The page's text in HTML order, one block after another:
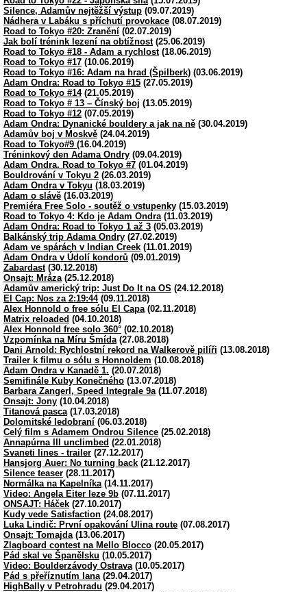
Silence, Adamův nejtěžší výstup (09.07.2019)
Nádhera v Labáku s příchutí provokace (08.07.2019)
Road to Tokyo #20: Zranění (02.07.2019)
Jak bolí trénink lezení na obtížnost(25.06.2019)
Road to Tokyo #18 - Adam a rychlost(18.06.2019)
Road to Tokyo #17 (10.06.2019)
Road to Tokyo #16: Adam na hrad (Špilberk) (03.06.2019)
Adam Ondra: Road to Tokyo #15 (27.05.2019)
Road to Tokyo #14(21.05.2019)
Road to Tokyo # 13 – Čínský boj (13.05.2019)
Road to Tokyo #12 (07.05.2019)
Adam Ondra: Dynanické bouldery a jak na ně (30.04.2019)
Adamův boj v Moskvě (24.04.2019)
Road to Tokyo#9 (16.04.2019)
Tréninkový den Adama Ondry (09.04.2019)
Adam Ondra. Road to Tokyo #7 (01.04.2019)
Bouldrování v Tokyu 2 (26.03.2019)
Adam Ondra v Tokyu (18.03.2019)
Adam o slávě (16.03.2019)
Premiéra Free Solo - soutěž o vstupenky (15.03.2019)
Road to Tokyo 4: Kdo je Adam Ondra(11.03.2019)
Adam Ondra: Road to Tokyo 1 až 3 (05.03.2019)
Balkánský trip Adama Ondry (27.02.2019)
Adam ve spárách v Indian Creek (11.01.2019)
Adam Ondra v Údolí kondorů (09.01.2019)
Zabardast(30.12.2018)
Onsajt: Mráza(25.12.2018)
Adamův americký trip: Just Do It na OS (24.12.2018)
El Cap: Nos za 2:19:44(09.11.2018)
Alex Honnold o free sólu El Capa(02.11.2018)
Matrix reloaded (04.10.2018)
Alex Honnold free solo 360° (02.10.2018)
Vzpomínka na Míru Šmída(27.08.2018)
Dani Arnold: Rychlostní rekord na Walkerově pilíři (13.08.2018)
Trailer k filmu o sólu s Honnoldem (10.08.2018)
Adam Ondra v Kanadě 1. (20.07.2018)
Semifinále Kuby Konečného (13.07.2018)
Barbara Zangerl, Speed Integrale 9a(11.07.2018)
Onsajt: Jony (10.04.2018)
Titanová pasca(17.03.2018)
Dolomitské ledobraní (06.03.2018)
Celý film s Adamem Ondrou Silence (25.02.2018)
Annapúrna III unclimbed (22.01.2018)
Svaneti lines - trailer (27.12.2017)
Hansjorg Auer: No turning back (21.12.2017)
Silence teaser (28.11.2017)
Normálka na Kapelníka(14.11.2017)
Video: Angela Eiter leze 9b (07.11.2017)
ONSAJT: Háček (27.10.2017)
Kudy vede Satisfaction (24.08.2017)
Luka Lindič: První opakování Ulina route (07.08.2017)
Onsajt: Tomajda(13.06.2017)
Zlagboard contest na Mello Blocco (20.05.2017)
Pád skal ve Španělsku (10.05.2017)
Video: Boulderzávody Ostrava(10.05.2017)
Pád s přeříznutím lana(29.04.2017)
HighBally v Petrohradu (29.04.2017)